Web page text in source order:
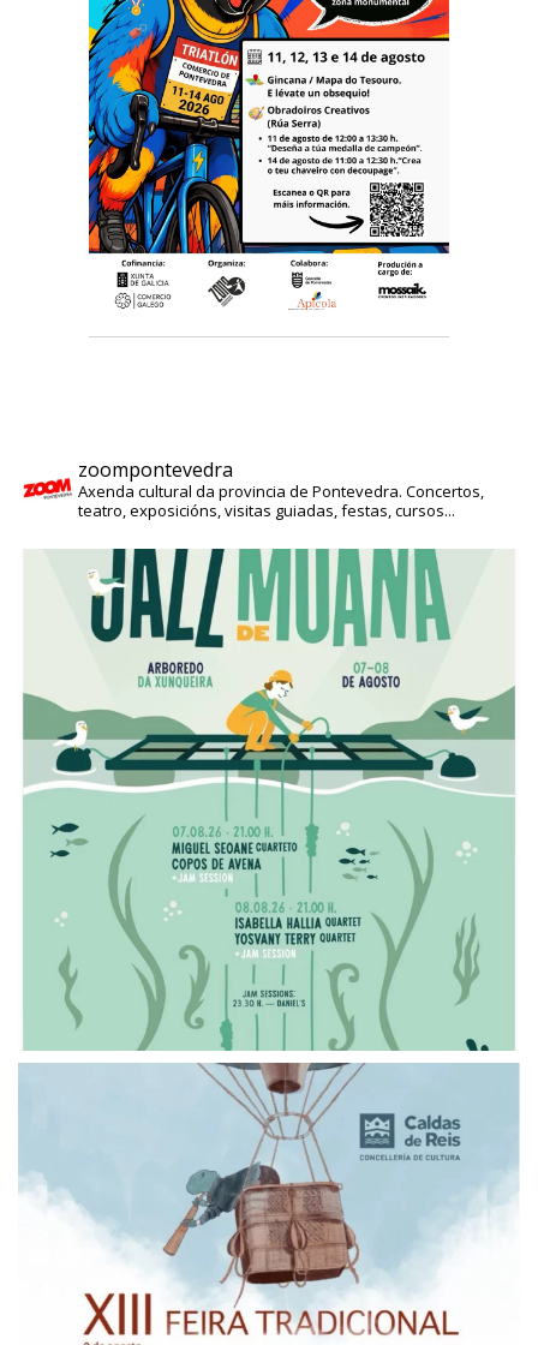
zoompontevedra
Axenda cultural da provincia de Pontevedra. Concertos,
teatro, exposicións, visitas guiadas, festas, cursos...